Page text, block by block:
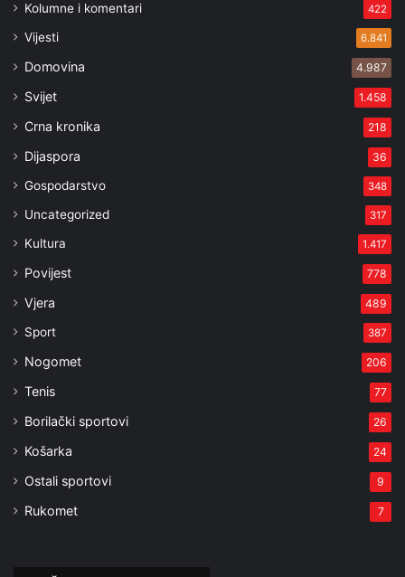
Kolumne i komentari 422
Vijesti 6.841
Domovina 4.987
Svijet 1.458
Crna kronika 218
Dijaspora 36
Gospodarstvo 348
Uncategorized 317
Kultura 1.417
Povijest 778
Vjera 489
Sport 387
Nogomet 206
Tenis 77
Borilački sportovi 26
Košarka 24
Ostali sportovi 9
Rukomet 7